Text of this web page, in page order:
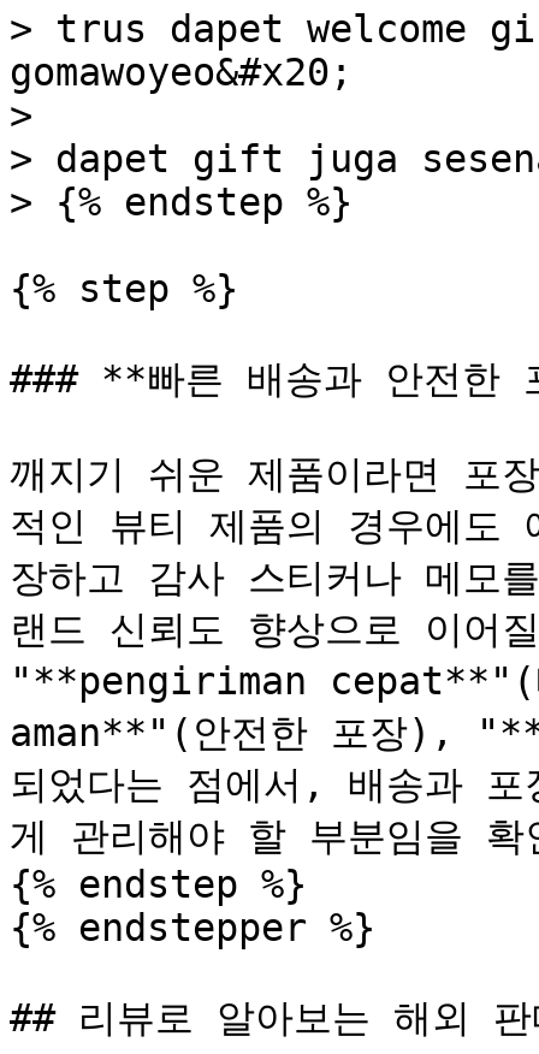
> trus dapet welcome
gomawoyeo&#x20;
>
> dapet gift juga
> {% endstep %}
{% step %}
### **빠른 배송과 안전한
깨지기 쉬운 제품이라면 포
적인 뷰티 제품의 경우에도
장하고 감사 스티커나 메모
랜드 신뢰도 향상으로 이
"**pengiriman
aman**"(안전한 포장),
되었다는 점에서, 배송과
게 관리해야 할 부분임을
{% endstep %}
{% endstepper %}
## 리뷰로 알아보는 해외